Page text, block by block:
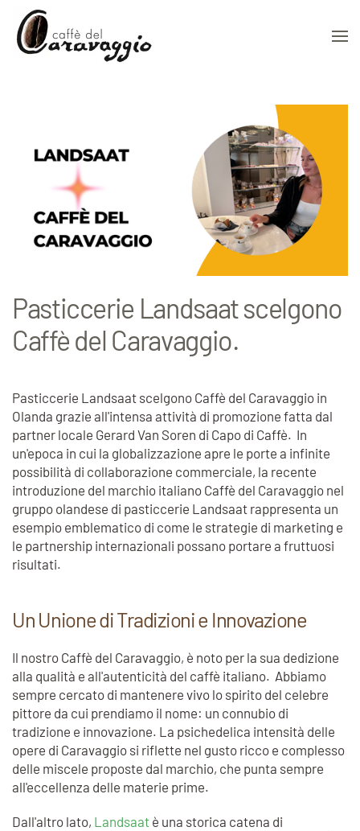
Skip to main content
Pasticcerie Landsaat scelgono
Caffè del Caravaggio.
Pasticcerie Landsaat scelgono Caffè del Caravaggio in
Olanda grazie all'intensa attività di promozione fatta dal
partner locale Gerard Van Soren di Capo di Caffè. In
un'epoca in cui la globalizzazione apre le porte a infinite
possibilità di collaborazione commerciale, la recente
introduzione del marchio italiano Caffè del Caravaggio nel
gruppo olandese di pasticcerie Landsaat rappresenta un
esempio emblematico di come le strategie di marketing e
le partnership internazionali possano portare a fruttuosi
risultati.
Un Unione di Tradizioni e Innovazione
Il nostro Caffè del Caravaggio, è noto per la sua dedizione
alla qualità e all'autenticità del caffè italiano. Abbiamo
sempre cercato di mantenere vivo lo spirito del celebre
pittore da cui prendiamo il nome: un connubio di
tradizione e innovazione. La psichedelica intensità delle
opere di Caravaggio si riflette nel gusto ricco e complesso
delle miscele proposte dal marchio, che punta sempre
all'eccellenza delle materie prime.
Dall'altro lato, Landsaat è una storica catena di